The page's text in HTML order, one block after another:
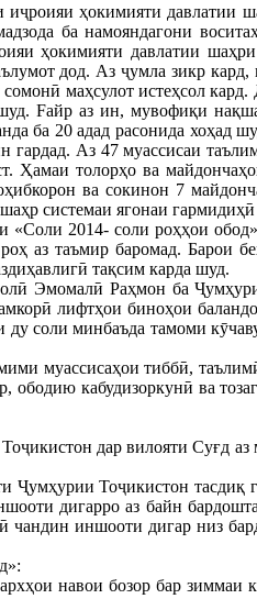
ҳокимияти давлатии
ба намояндагони
ҳокимияти давлатии
дод. Аз ҷумла зикр
маҳсулот истеҳсол
Fайр аз ин, мувофиқи
ба 20 адад расонида
гардад. Аз 47 муассисаи
Ҳамаи толорҳо ва
ва сокинон 7
системаи ягонаи
2014- соли роҳҳои
аз таъмир баромад. Барои
тақсим карда шуд.
Эмомалӣ Раҳмон ба
лифтҳои биноҳои
соли минбаъда тамоми
муассисаҳои тиббӣ,
ободию кабудизоркунӣ ва
дар вилояти Суғд
Тоҷикистон тасдиқ
дигарро аз байн
иншооти дигар низ
навои бозор бар зиммаи